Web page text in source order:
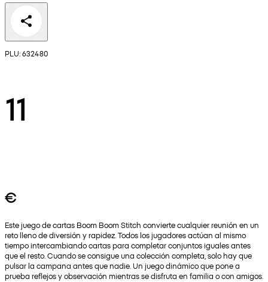
PLU: 632480
11
€
Este juego de cartas Boom Boom Stitch convierte cualquier reunión en un
reto lleno de diversión y rapidez. Todos los jugadores actúan al mismo
tiempo intercambiando cartas para completar conjuntos iguales antes
que el resto. Cuando se consigue una colección completa, solo hay que
pulsar la campana antes que nadie. Un juego dinámico que pone a
prueba reflejos y observación mientras se disfruta en familia o con amigos.